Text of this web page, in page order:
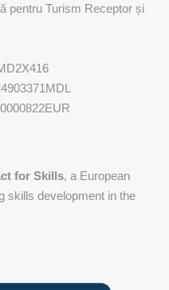
pentru Turism Receptor și
for Skills, a European
skills development in the